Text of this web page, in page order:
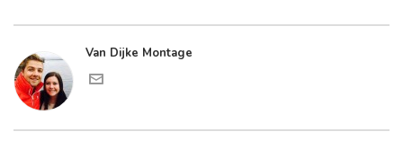
Van Dijke Montage